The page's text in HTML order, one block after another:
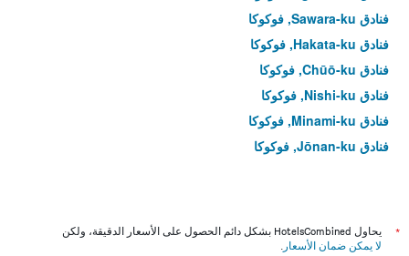
فنادق Sawara-ku, فوكوكا
فنادق Hakata-ku, فوكوكا
فنادق Chūō-ku, فوكوكا
فنادق Nishi-ku, فوكوكا
فنادق Minami-ku, فوكوكا
فنادق Jōnan-ku, فوكوكا
*
يحاول HotelsCombined بشكل دائم الحصول على الأسعار الدقيقة، ولكن
لا يمكن ضمان الأسعار .